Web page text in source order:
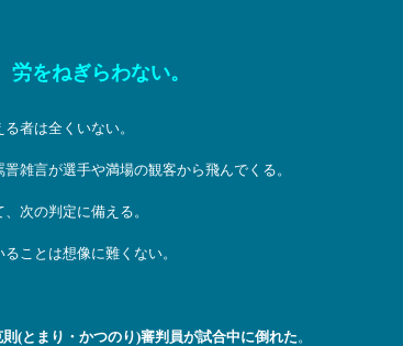
をねぎらわない。
者は全くいない。
雑言が選手や満場の観客から飛んでくる。
次の判定に備える。
ことは想像に難くない。
(とまり・かつのり)審判員が試合中に倒れた。